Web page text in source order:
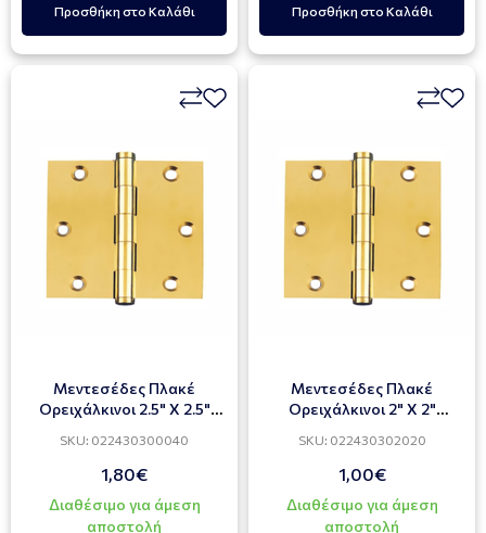
Προσθήκη στο Καλάθι Προσθήκη στο Καλάθι
Μεντεσέδες Πλακέ
Ορειχάλκινοι 2.5" X 2.5"
SKU: 022430300040
1,80€
Διαθέσιμο για άμεση
αποστολή
Μεντεσέδες Πλακέ
Ορειχάλκινοι 2" X 2"
SKU: 022430302020
1,00€
Διαθέσιμο για άμεση
αποστολή